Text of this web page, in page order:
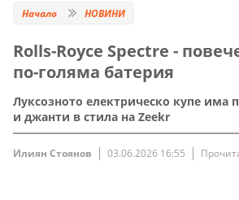
Начало НОВИНИ
Rolls-Royce Spectre -
по-голяма батерия
Луксозното електрическо купе има
и джанти в стила на Zeekr
Илиян Стоянов 03.06.2026 16:55